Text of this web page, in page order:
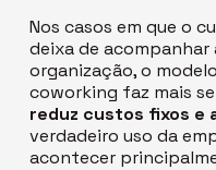
Nos casos em que o
deixa de acompanhar
organização, o
coworking faz mais
reduz custos fixos
verdadeiro uso da
acontecer